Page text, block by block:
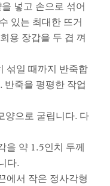
넣고 손으로 섞어
있는 최대한 뜨거
용 장갑을 두 겹 껴
섞일 때까지 반죽합
반죽을 평평한 작업
양으로 굴립니다. 다
을 약 1.5인치 두께
다.
에서 작은 정사각형